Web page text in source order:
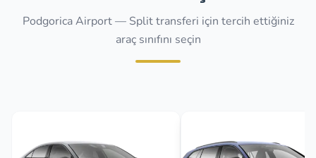
Podgorica Airport — Split transferi için tercih ettiğiniz
araç sınıfını seçin